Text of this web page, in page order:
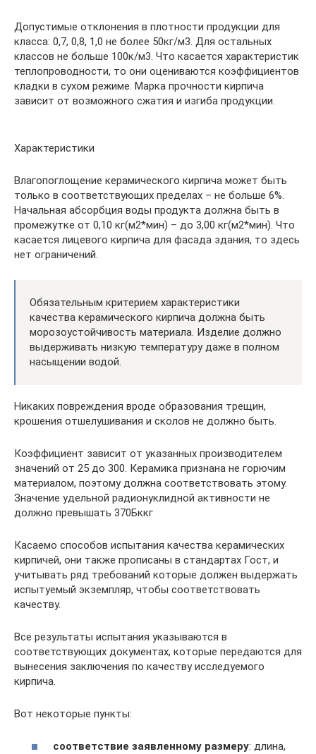
Допустимые отклонения в плотности продукции для
класса: 0,7, 0,8, 1,0 не более 50кг/м3. Для остальных
классов не больше 100к/м3. Что касается характеристик
теплопроводности, то они оцениваются коэффициентов
кладки в сухом режиме. Марка прочности кирпича
зависит от возможного сжатия и изгиба продукции.
Характеристики
Влагопоглощение керамического кирпича может быть
только в соответствующих пределах – не больше 6%.
Начальная абсорбция воды продукта должна быть в
промежутке от 0,10 кг(м2*мин) – до 3,00 кг(м2*мин). Что
касается лицевого кирпича для фасада здания, то здесь
нет ограничений.
Обязательным критерием характеристики
качества керамического кирпича должна быть
морозоустойчивость материала. Изделие должно
выдерживать низкую температуру даже в полном
насыщении водой.
Никаких повреждения вроде образования трещин,
крошения отшелушивания и сколов не должно быть.
Коэффициент зависит от указанных производителем
значений от 25 до 300. Керамика признана не горючим
материалом, поэтому должна соответствовать этому.
Значение удельной радионуклидной активности не
должно превышать 370Бккг
Касаемо способов испытания качества керамических
кирпичей, они также прописаны в стандартах Гост, и
учитывать ряд требований которые должен выдержать
испытуемый экземпляр, чтобы соответствовать
качеству.
Все результаты испытания указываются в
соответствующих документах, которые передаются для
вынесения заключения по качеству исследуемого
кирпича.
Вот некоторые пункты:
соответствие заявленному размеру: длина,